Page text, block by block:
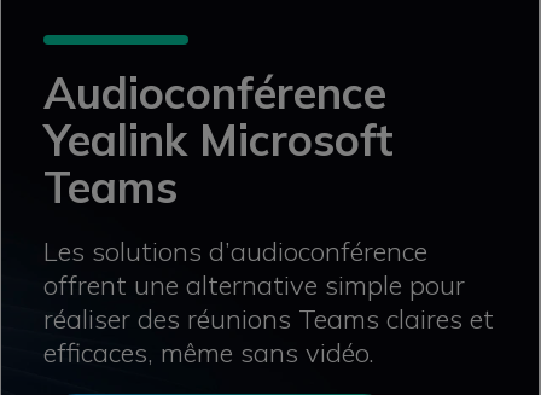
Audioconférence
Yealink Microsoft
Teams
Les solutions d’audioconférence
offrent une alternative simple pour
réaliser des réunions Teams claires et
efficaces, même sans vidéo.